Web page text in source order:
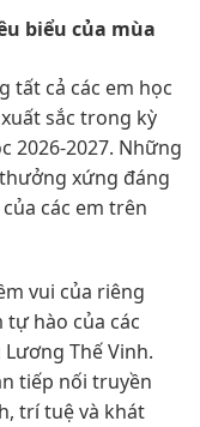
biểu của mùa
tất cả các em học
sắc trong kỳ
2026-2027. Những
xứng đáng
các em trên
vui của riêng
tự hào của các
Thế Vinh.
tiếp nối truyền
trí tuệ và khát